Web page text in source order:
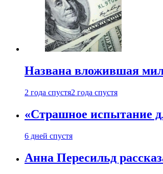
Названа вложившая
2 года спустя2 года спустя
«Страшное испытание
6 дней спустя
Анна Пересильд